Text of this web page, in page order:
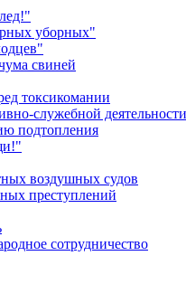
уборных"
свиней
токсикомании
служебной
подтопления
воздушных судов
преступлений
сотрудничество